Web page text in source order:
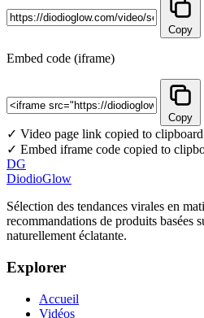
Copy
Embed code (iframe)
Copy
✓ Video page link copied to
✓ Embed iframe code copied to
DG
DiodioGlow
Sélection des tendances virales en
recommandations de produits basées
naturellement éclatante.
Explorer
Accueil
Vidéos